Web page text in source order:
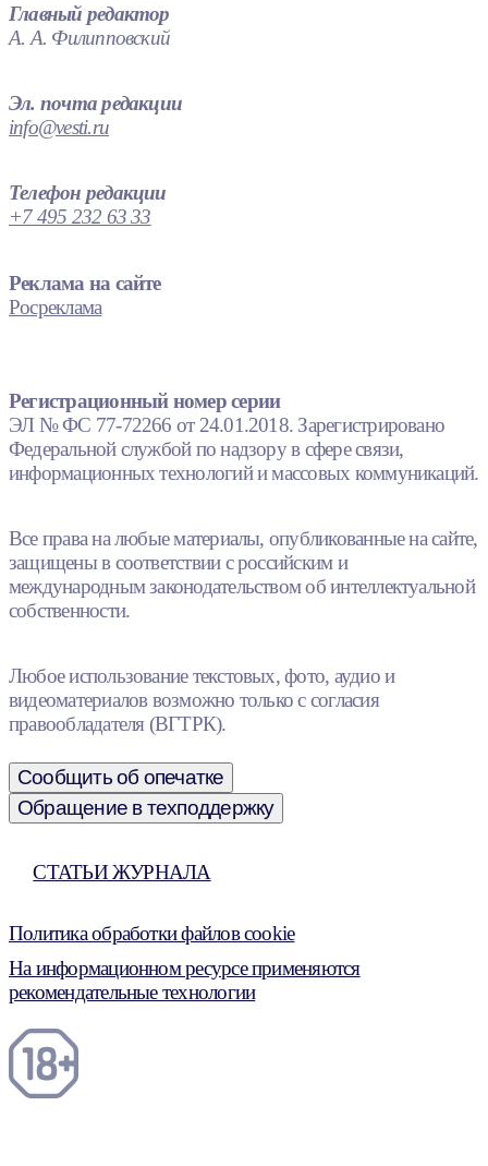
Главный редактор
А. А. Филипповский
Эл. почта редакции
info@vesti.ru
Телефон редакции
+7 495 232 63 33
Реклама на сайте
Росреклама
Регистрационный номер серии
ЭЛ № ФС 77-72266 от 24.01.2018. Зарегистрировано
Федеральной службой по надзору в сфере связи,
информационных технологий и массовых коммуникаций.
Все права на любые материалы, опубликованные на сайте,
защищены в соответствии с российским и
международным законодательством об интеллектуальной
собственности.
Любое использование текстовых, фото, аудио и
видеоматериалов возможно только с согласия
правообладателя (ВГТРК).
Сообщить об опечатке
Обращение в техподдержку
СТАТЬИ ЖУРНАЛА
Политика обработки файлов cookie
На информационном ресурсе применяются
рекомендательные технологии